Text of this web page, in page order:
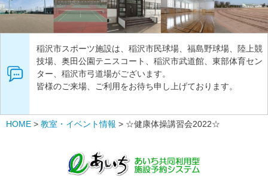
稲沢市スポーツ施設は、稲沢市民球場、福島野球場、陸上競
技場、奥田公園テニスコート、稲沢市武道館、東部体育セン
ター、稲沢市弓道場がございます。
皆様のご来場、ご利用をお待ち申し上げております。
HOME > 教室・イベント情報 > ☆健康体操講習会2022☆